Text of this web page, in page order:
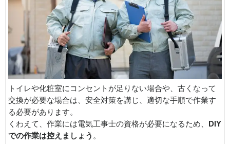
トイレや化粧室にコンセントが足りない場合や、古くなって
交換が必要な場合は、安全対策を講じ、適切な手順で作業す
る必要があります。
くわえて、作業には電気工事士の資格が必要になるため、
DIY
での作業は控えましょう 。